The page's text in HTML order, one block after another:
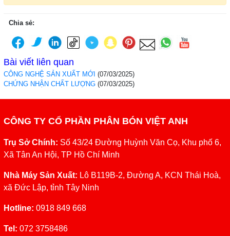
Chia sẻ:
Bài viết liên quan
CÔNG NGHỆ SẢN XUẤT MỚI (07/03/2025)
CHỨNG NHẬN CHẤT LƯỢNG (07/03/2025)
CÔNG TY CỔ PHẦN PHÂN BÓN VIỆT ANH
Trụ Sở Chính: Số 43/24 Đường Huỳnh Văn Cọ, Khu phố 6,
Xã Tân An Hội, TP Hồ Chí Minh
Nhà Máy Sản Xuất: Lô B119B-2, Đường A, KCN Thái Hoà,
xã Đức Lập, tỉnh Tây Ninh
Hotline: 0918 849 668
Tel: 072 3758486